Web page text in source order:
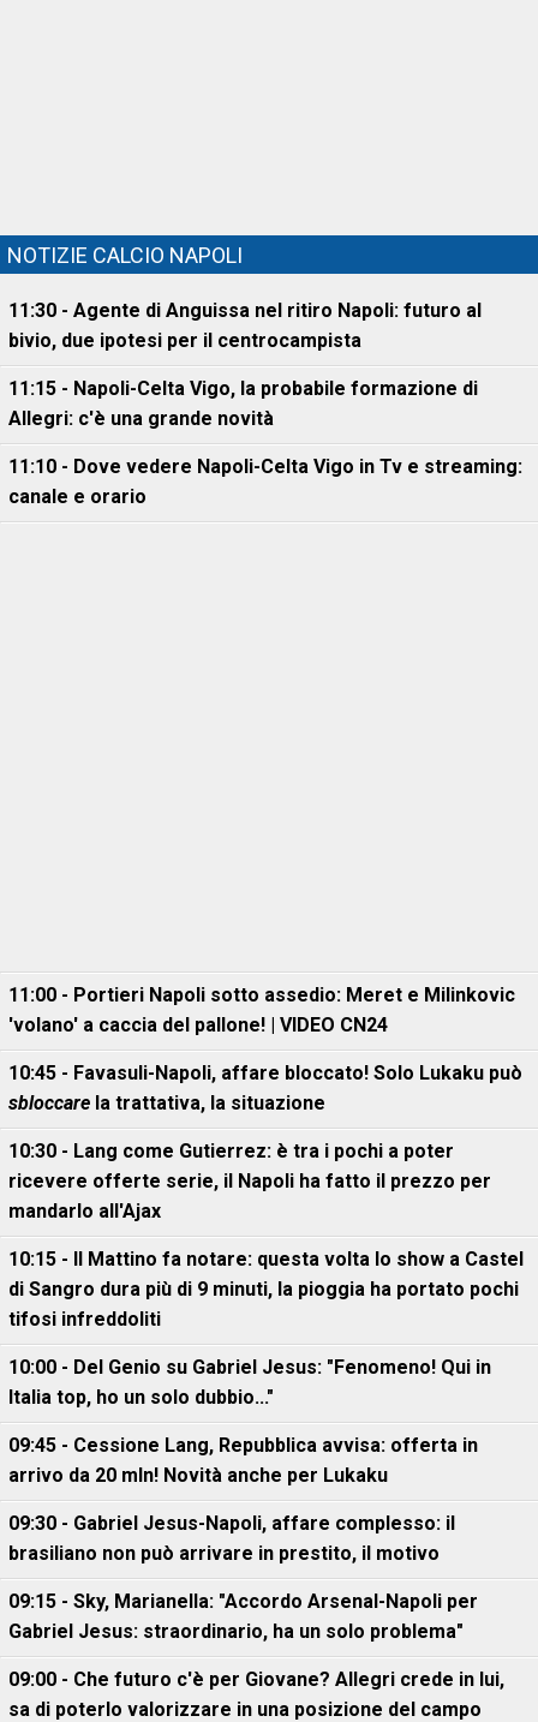
NOTIZIE CALCIO NAPOLI
11:30 - Agente di Anguissa nel ritiro Napoli: futuro al
bivio, due ipotesi per il centrocampista
11:15 - Napoli-Celta Vigo, la probabile formazione di
Allegri: c'è una grande novità
11:10 - Dove vedere Napoli-Celta Vigo in Tv e streaming:
canale e orario
11:00 - Portieri Napoli sotto assedio: Meret e Milinkovic
'volano' a caccia del pallone! | VIDEO CN24
10:45 - Favasuli-Napoli, affare bloccato! Solo Lukaku può
sbloccare la trattativa, la situazione
10:30 - Lang come Gutierrez: è tra i pochi a poter
ricevere offerte serie, il Napoli ha fatto il prezzo per
mandarlo all'Ajax
10:15 - Il Mattino fa notare: questa volta lo show a Castel
di Sangro dura più di 9 minuti, la pioggia ha portato pochi
tifosi infreddoliti
10:00 - Del Genio su Gabriel Jesus: "Fenomeno! Qui in
Italia top, ho un solo dubbio..."
09:45 - Cessione Lang, Repubblica avvisa: offerta in
arrivo da 20 mln! Novità anche per Lukaku
09:30 - Gabriel Jesus-Napoli, affare complesso: il
brasiliano non può arrivare in prestito, il motivo
09:15 - Sky, Marianella: "Accordo Arsenal-Napoli per
Gabriel Jesus: straordinario, ha un solo problema"
09:00 - Che futuro c'è per Giovane? Allegri crede in lui,
sa di poterlo valorizzare in una posizione del campo